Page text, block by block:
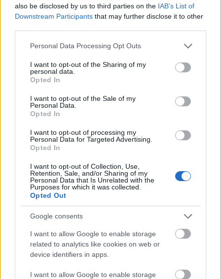
also be disclosed by us to third parties on the IAB’s List of
Downstream Participants that may further disclose it to other
Please note that this website/app uses one or more Google
not limited to your visit or usage behaviour. You may click to
grant or deny consent to Google and its third-party tags to
use your data for below specified purposes in below Google
consent section.
Personal Data Processing Opt Outs
I want to opt-out of the Sharing of my
personal data.
Opted In
I want to opt-out of the Sale of my
Personal Data.
Opted In
I want to opt-out of processing my
Personal Data for Targeted Advertising.
Opted In
I want to opt-out of Collection, Use,
Retention, Sale, and/or Sharing of my
Personal Data that Is Unrelated with the
Purposes for which it was collected.
Opted Out
Google consents
I want to allow Google to enable storage
related to analytics like cookies on web or
device identifiers in apps.
I want to allow Google to enable storage
Mogą Cię zainteresować również hasła
czczy
szekla
sylabotoniczny